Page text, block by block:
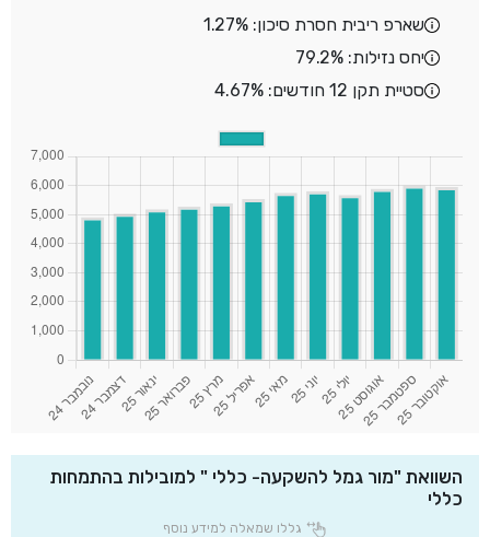
שארפ ריבית חסרת סיכון: 1.27%
יחס נזילות: 79.2%
סטיית תקן 12 חודשים: 4.67%
השוואת "מור גמל להשקעה- כללי " למובילות בהתמחות
כללי
גללו שמאלה למידע נוסף